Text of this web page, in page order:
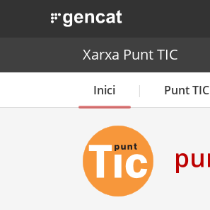
. Obre en una nova finestra.
Xarxa Punt TIC
Inici Punt TIC